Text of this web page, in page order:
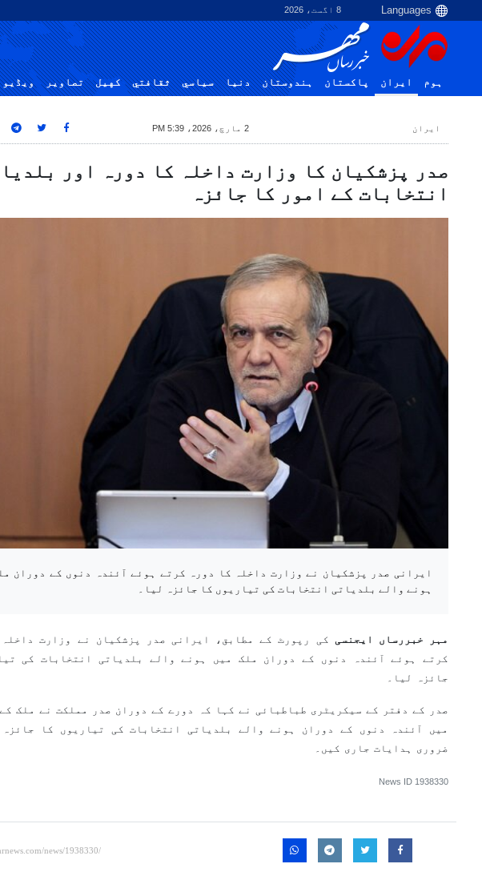
8 اگست، 2026
ہوم ایران پاکستان ہندوستان دنیا سياسي ثقافتي کهيل تصاوير ویڈیو
ایران 2 مارچ، 2026، 5:39 PM
صدر پزشکیان کا وزارت داخلہ کا دورہ اور
انتخابات کے امور کا جائزہ
ایرانی صدر پزشکیان نے وزارت داخلہ کا دورہ کرتے ہوئے آئندہ دنوں کے دوران
ہونے والے بلدیاتی انتخابات کی تیاریوں کا جائزہ لیا۔
مہر خبررساں ایجنسی کی رپورٹ کے مطابق، ایرانی صدر پزشکیان نے وزارت داخلہ
کرتے ہوئے آئندہ دنوں کے دوران ملک میں ہونے والے بلدیاتی انتخابات کی
جائزہ لیا۔
میں آئندہ دنوں کے دوران ہونے والے بلدیاتی انتخابات کی تیاریوں کا جائزہ
ضروری ہدایات جاری کیں۔
News ID 1938330